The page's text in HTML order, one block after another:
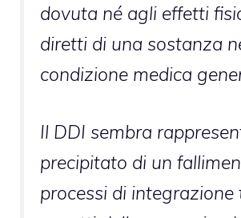
dovuta né agli effetti
diretti di una sostanza
condizione medica
Il DDI sembra
precipitato di un
processi di integrazione